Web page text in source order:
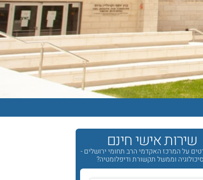
שירות אישי חינם
על המרכז האקדמי הרב תחומי ירושלים -
וממשל תקשורת ודיפלומטיה?